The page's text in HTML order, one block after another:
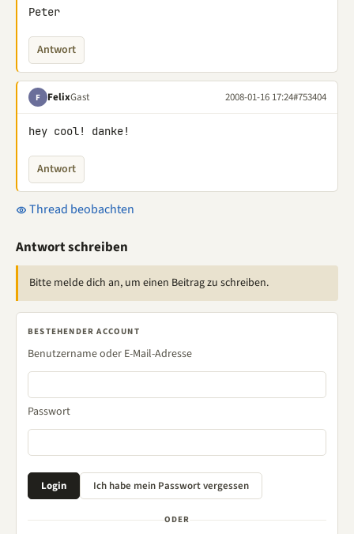
Peter
Antwort
F FelixGast 2008-01-16 17:24#753404
hey cool! danke!
Antwort
Thread beobachten
Antwort schreiben
Bitte melde dich an, um einen Beitrag zu schreiben.
BESTEHENDER ACCOUNT
Benutzername oder E-Mail-Adresse
Passwort
ODER